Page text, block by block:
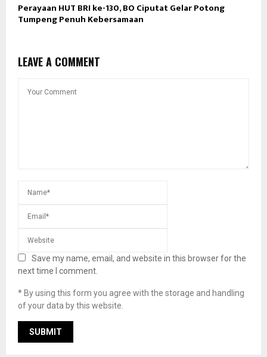
Perayaan HUT BRI ke-130, BO Ciputat Gelar Potong
Tumpeng Penuh Kebersamaan
LEAVE A COMMENT
Save my name, email, and website in this browser for the
next time I comment.
* By using this form you agree with the storage and handling
of your data by this website.